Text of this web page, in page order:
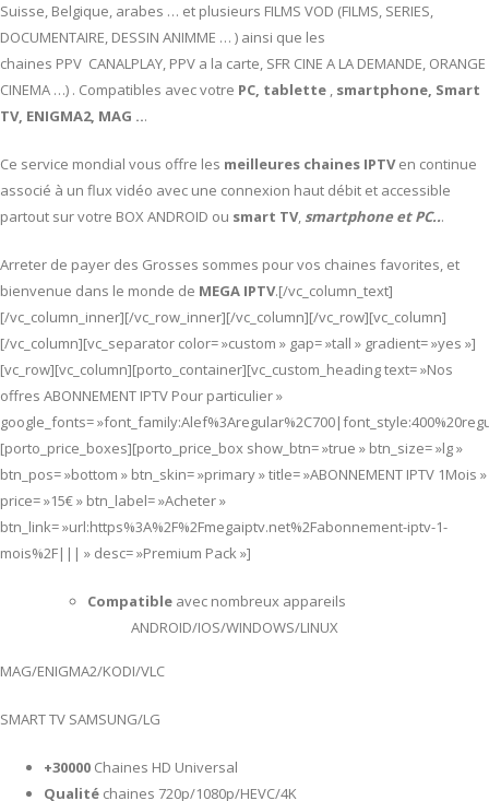
Suisse, Belgique, arabes … et plusieurs FILMS VOD (FILMS, SERIES,
DOCUMENTAIRE, DESSIN ANIMME … ) ainsi que les
chaines PPV CANALPLAY, PPV a la carte, SFR CINE A LA DEMANDE, ORANGE
CINEMA …) . Compatibles avec votre PC, tablette , smartphone, Smart
TV, ENIGMA2, MAG ...
Ce service mondial vous offre les meilleures chaines IPTVen continue
associé à un flux vidéo avec une connexion haut débit et accessible
partout sur votre BOX ANDROID ou smart TV,smartphone et PC...
Arreter de payer des Grosses sommes pour vos chaines favorites, et
bienvenue dans le monde de MEGA IPTV.[/vc_column_text]
[/vc_column_inner][/vc_row_inner][/vc_column][/vc_row][vc_column]
[/vc_column][vc_separator color= »custom » gap= »tall » gradient= »yes »]
[vc_row][vc_column][porto_container][vc_custom_heading text= »Nos
offres ABONNEMENT IPTV Pour particulier »
google_fonts=
[porto_price_boxes][porto_price_box show_btn= »true » btn_size= »lg »
btn_pos= »bottom » btn_skin= »primary » title= »ABONNEMENT IPTV 1Mois »
price= »15€ » btn_label= »Acheter »
btn_link= »url:https%3A%2F%2Fmegaiptv.net%2Fabonnement-iptv-1-
mois%2F||| » desc= »Premium Pack »]
Compatible avec nombreux appareils
ANDROID/IOS/WINDOWS/LINUX
MAG/ENIGMA2/KODI/VLC
SMART TV SAMSUNG/LG
+30000 Chaines HD Universal
Qualité chaines 720p/1080p/HEVC/4K